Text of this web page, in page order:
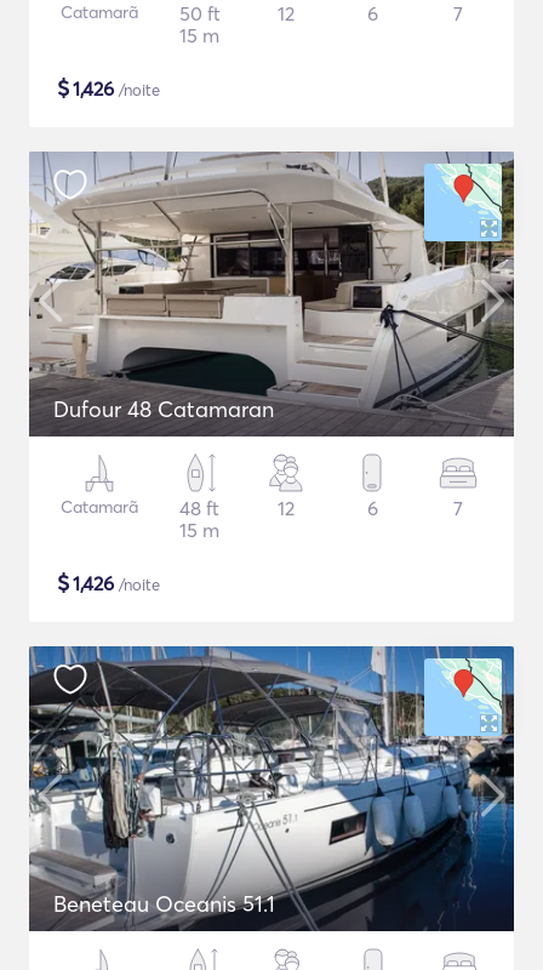
Catamarã
50 ft
15 m
12 6 7
$1,426 /noite
Dufour 48 Catamaran
Catamarã
48 ft
15 m
12 6 7
$1,426 /noite
Beneteau Oceanis 51.1